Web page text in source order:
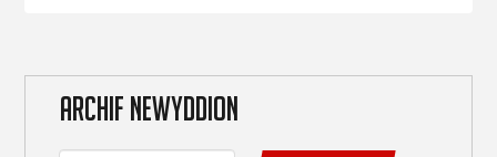
ARCHIF NEWYDDION